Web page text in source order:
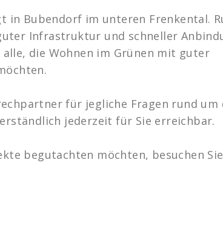
in Bubendorf im unteren Frenkental.
Infrastruktur und schneller
die Wohnen im Grünen mit guter
für jegliche Fragen rund um
jederzeit für Sie erreichbar.
begutachten möchten, besuchen